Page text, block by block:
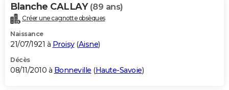
Blanche CALLAY (89 ans)
Créer une cagnotte obsèques
Naissance
21/07/1921 à Proisy(Aisne)
Décès
08/11/2010 à Bonneville (Haute-Savoie)